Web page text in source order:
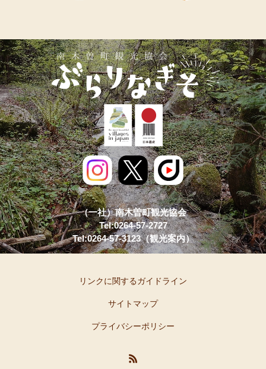
（一社）南木曽町観光協会
Tel:0264-57-2727
Tel:0264-57-3123（観光案内）
リンクに関するガイドライン
サイトマップ
プライバシーポリシー